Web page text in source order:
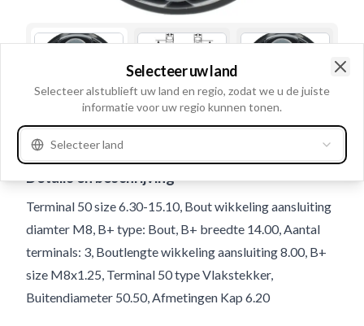
Gebruiksnummer 338078
Details en beschrijving
Terminal 50 size 6.30-15.10, Bout wikkeling aansluiting
diamter M8, B+ type: Bout, B+ breedte 14.00, Aantal
terminals: 3, Boutlengte wikkeling aansluiting 8.00, B+
size M8x1.25, Terminal 50 type Vlakstekker,
Buitendiameter 50.50, Afmetingen Kap 6.20
Selecteer uw land
Selecteer alstublieft uw land en regio, zodat we u de juiste
informatie voor uw regio kunnen tonen.
Selecteer land